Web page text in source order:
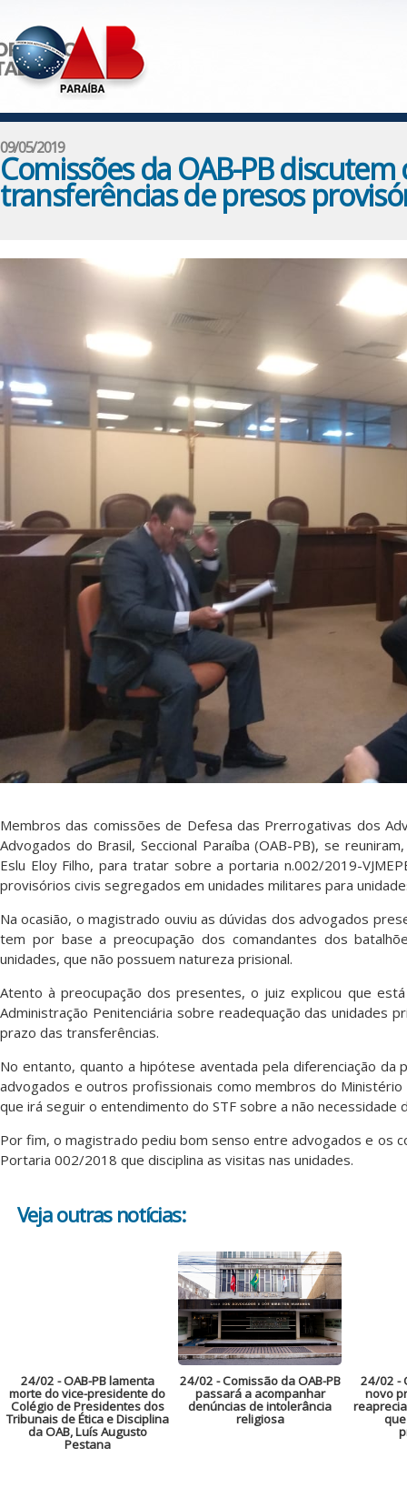
09/05/2019
Comissões da OAB-PB
transferências de presos
Membros das comissões de Defesa das Prerrogativas dos
Advogados do Brasil, Seccional Paraíba (OAB-PB), se
Eslu Eloy Filho, para tratar sobre a portaria n.002/2019-
provisórios civis segregados em unidades militares para
Na ocasião, o magistrado ouviu as dúvidas dos advogados
tem por base a preocupação dos comandantes dos
unidades, que não possuem natureza prisional.
Atento à preocupação dos presentes, o juiz explicou que
Administração Penitenciária sobre readequação das unidades
prazo das transferências.
No entanto, quanto a hipótese aventada pela diferenciação
advogados e outros profissionais como membros do
que irá seguir o entendimento do STF sobre a não necessidade
Por fim, o magistrado pediu bom senso entre advogados e os
Portaria 002/2018 que disciplina as visitas nas unidades.
Veja outras notícias:
24/02 - OAB-PB lamenta
morte do vice-presidente do
Colégio de Presidentes dos
Tribunais de Ética e Disciplina
da OAB, Luís Augusto
Pestana
24/02 - Comissão da OAB-PB
passará a acompanhar
denúncias de intolerância
religiosa
24/02 -
novo